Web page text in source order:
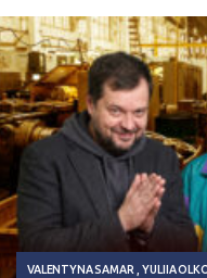
VALENTYNA SAMAR YULIIA